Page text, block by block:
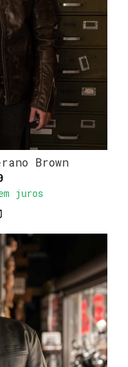
Brown
juros